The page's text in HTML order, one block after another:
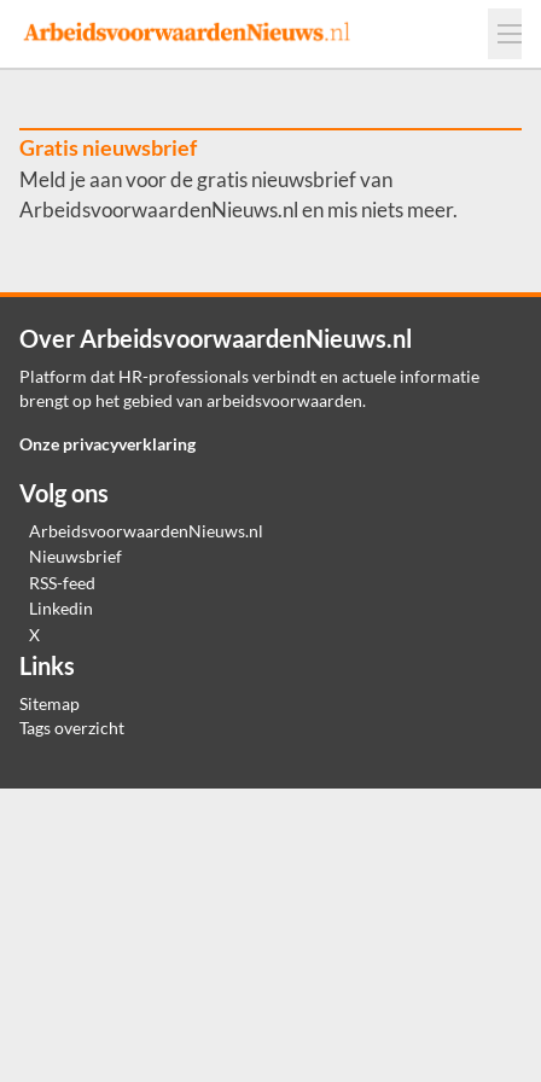
Events
Adverteren
Werkgevers
Contact
Gratis nieuwsbrief
Meld je aan voor de gratis nieuwsbrief van
ArbeidsvoorwaardenNieuws.nl en mis niets meer.
Over ArbeidsvoorwaardenNieuws.nl
Platform dat HR-professionals verbindt en actuele informatie
brengt op het gebied van arbeidsvoorwaarden.
Onze privacyverklaring
Volg ons
ArbeidsvoorwaardenNieuws.nl
Nieuwsbrief
RSS-feed
Linkedin
X
Links
Sitemap
Tags overzicht